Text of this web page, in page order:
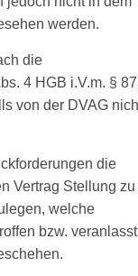
werden.
die
4 HGB i.V.m. §
von der DVAG
die
Vertrag Stellung zu
welche
bzw. veranlasst